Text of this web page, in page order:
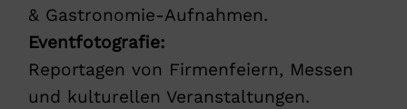
& Gastronomie-Aufnahmen.
Eventfotografie:
Reportagen von Firmenfeiern, Messen
und kulturellen Veranstaltungen.